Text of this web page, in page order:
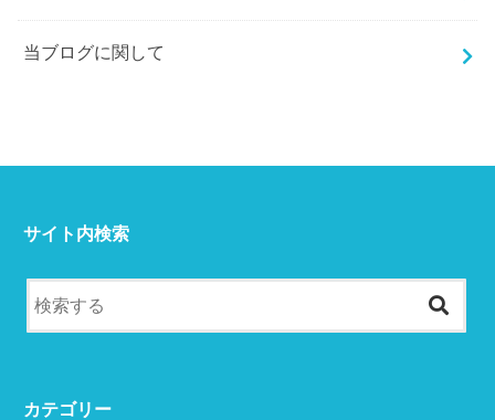
当ブログに関して
サイト内検索
カテゴリー